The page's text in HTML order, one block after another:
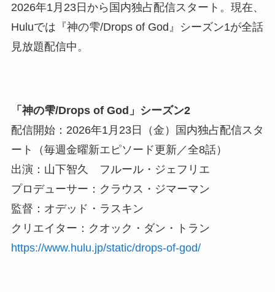
2026年1月23日から国内独占配信スタート。現在、
Huluでは『神の雫/Drops of God』シーズン1が全話
見放題配信中。
「神の雫/Drops of God」シーズン2
配信開始：2026年1月23日（金）国内独占配信スタ
ート（毎週金曜新エピソード更新／全8話）
出演：山下智久 フルール・ジェフリエ
プロデューサー：クラウス・ジマーマン
監督：オデッド・ラスキン
クリエイター：クオック・ダン・トラン
https://www.hulu.jp/static/drops-of-god/